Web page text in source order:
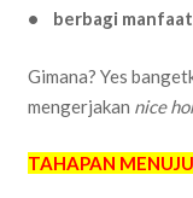
• berbagi manfaat
Gimana? Yes
mengerjakan nice
TAHAPAN